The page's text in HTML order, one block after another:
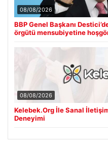
08/08/2026
BBP Genel Başkanı
örgütü mensubiyetine
08/08/2026
Kelebek.Org İle Sanal
Deneyimi